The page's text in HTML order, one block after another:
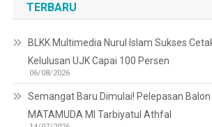
TERBARU
BLKK Multimedia Nurul Islam Sukses
Kelulusan UJK Capai 100 Persen
06/08/2026
Semangat Baru Dimulai! Pelepasan
MATAMUDA MI Tarbiyatul Athfal